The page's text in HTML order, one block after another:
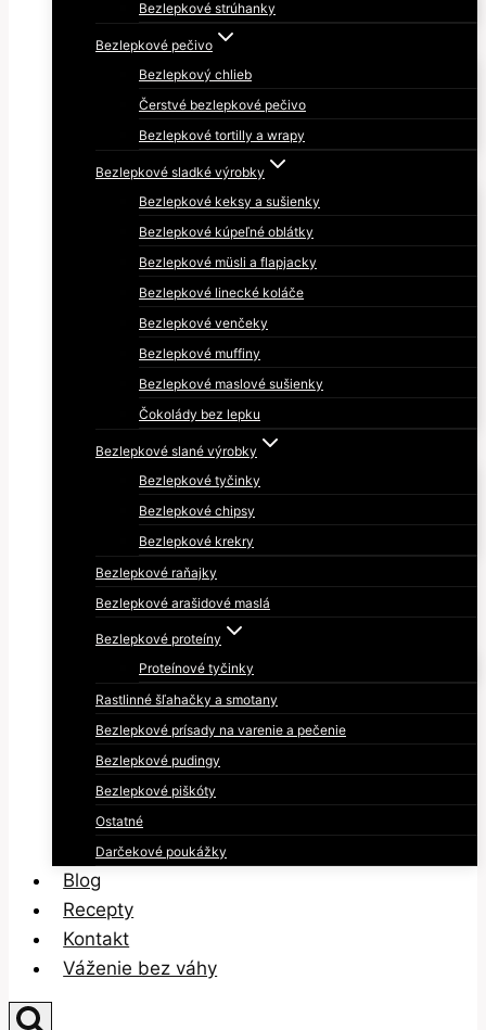
Bezlepkové strúhanky
Bezlepkové pečivo
Bezlepkový chlieb
Čerstvé bezlepkové pečivo
Bezlepkové tortilly a wrapy
Bezlepkové sladké výrobky
Bezlepkové keksy a sušienky
Bezlepkové kúpeľné oblátky
Bezlepkové müsli a flapjacky
Bezlepkové linecké koláče
Bezlepkové venčeky
Bezlepkové muffiny
Bezlepkové maslové sušienky
Čokolády bez lepku
Bezlepkové slané výrobky
Bezlepkové tyčinky
Bezlepkové chipsy
Bezlepkové krekry
Bezlepkové raňajky
Bezlepkové arašidové maslá
Bezlepkové proteíny
Proteínové tyčinky
Rastlinné šľahačky a smotany
Bezlepkové prísady na varenie a pečenie
Bezlepkové pudingy
Bezlepkové piškóty
Ostatné
Darčekové poukážky
Blog
Recepty
Kontakt
Váženie bez váhy